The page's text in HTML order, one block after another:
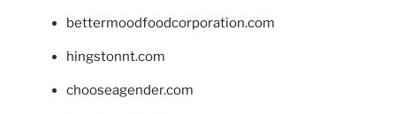
bettermoodfoodcorporation.com
hingstonnt.com
chooseagender.com